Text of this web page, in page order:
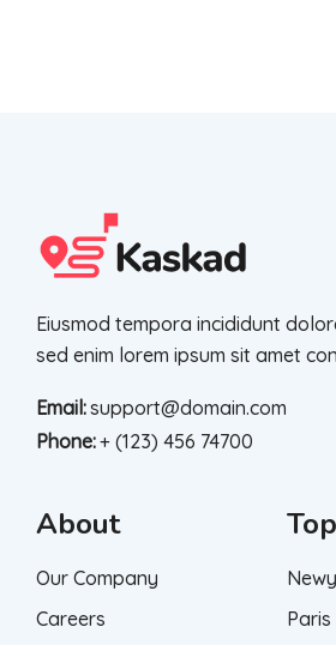
Eiusmod tempora incididunt
sed enim lorem ipsum sit amet
Email:support@domain.com
Phone:+ (123) 456 74700
About
Our Company
Careers
Paris